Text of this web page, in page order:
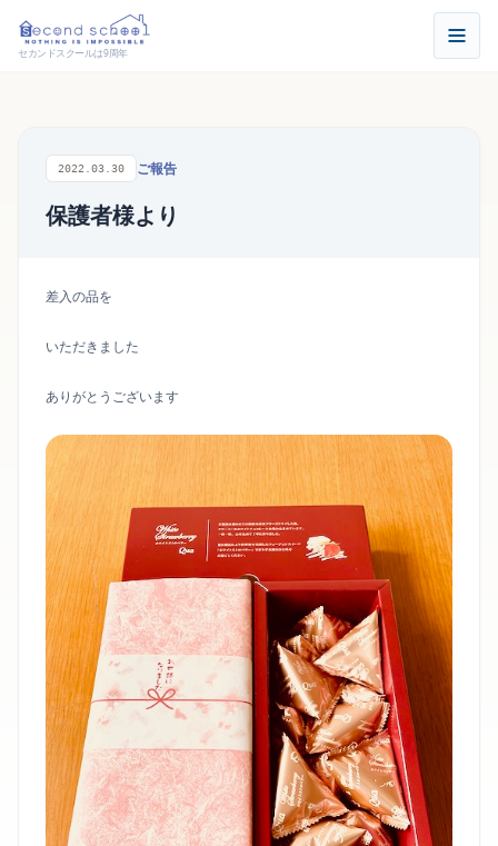
セカンドスクールは9周年
2022.03.30 ご報告
保護者様より
差入の品を
いただきました
ありがとうございます